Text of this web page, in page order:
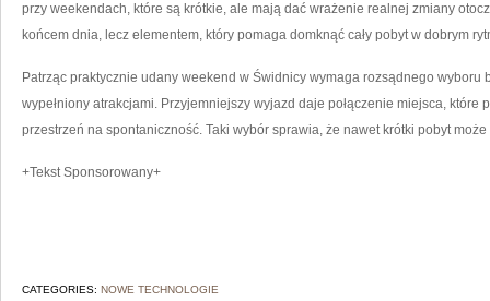
przy weekendach, które są krótkie, ale mają dać wrażenie realnej zmiany
końcem dnia, lecz elementem, który pomaga domknąć cały pobyt w dobrym
Patrząc praktycznie udany weekend w Świdnicy wymaga rozsądnego wyboru
wypełniony atrakcjami. Przyjemniejszy wyjazd daje połączenie miejsca, które
przestrzeń na spontaniczność. Taki wybór sprawia, że nawet krótki pobyt może
+Tekst Sponsorowany+
CATEGORIES: NOWE TECHNOLOGIE